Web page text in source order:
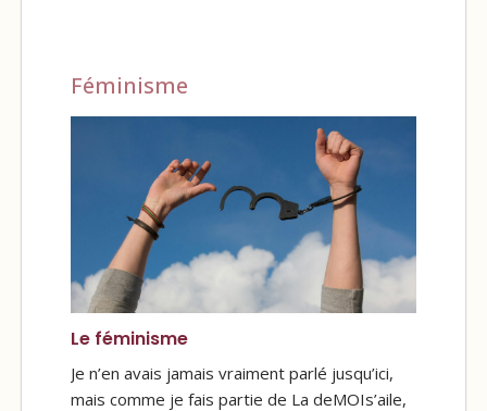
Féminisme
Le féminisme
Je n’en avais jamais vraiment parlé jusqu’ici,
mais comme je fais partie de La deMOIs’aile,